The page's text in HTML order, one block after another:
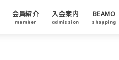
会員紹介
member
入会案内
admission
BEAMO
shopping